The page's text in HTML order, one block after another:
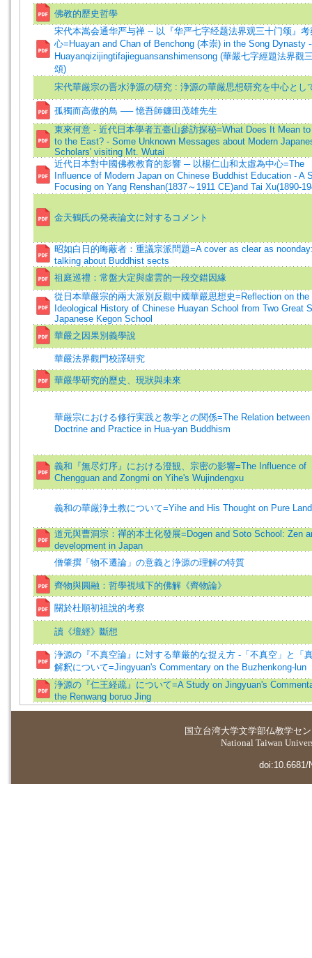
佛教的歷史哲學
宋代本嵩会通华严与禅 -- 以『华严七字经题法界观三十门颂』考
心=Huayan and Chan of Benchong (本崇) in the Song Dynasty
Huayanqizijingtifajieguansanshimensong (華嚴七字經題法界觀
頌)
宋代華厳宗の晋水浄源の研究 : 浄源の華厳思想研究を中心とし
孤獨而高傲的鳥 ── 憶吾師鐮田茂雄先生
東來何意 - 近代日本學者五臺山參訪探秘=What Does It Mean
to the East? - Some Unknown Messages about Modern
Scholars' visiting Mt. Wutai
近代日本對中國佛教教育的影響 ─ 以楊仁山和太虛為中心=The
Influence of Modern Japan on Chinese Buddhist Education - A
Focusing on Yang Renshan(1837～1911 CE)and Tai Xu(1890-
金天鶴氏の発表論文に対するコメント
昭如白日的晦蔽者：重議宗派問題=A cover as clear as
talking about Buddhist sects
祖庭巡禮：常盤大定與虛雲的一段交錯因緣
從日本華嚴宗的兩大派別反觀中國華嚴思想史=Reflection on the
Ideological History of Chinese Huayan School from Two Great
Japanese Kegon School
華嚴之因果別義學說
華嚴法界觀門校譯研究
華嚴學研究的歷史、現狀與未來
華厳宗における修行実践と教学との関係=The Relation between
Doctrine and Practice in Hua-yan Buddhism
義和『無尽灯序』における澄観、宗密の影響=The Influence of
Chengguan and Zongmi on Yihe's Wujindengxu
義和の華厳浄土教について=Yihe and His Thought on Pure Land
道元與曹洞宗：禪的本土化發展=Dogen and Soto School: Zen
development in Japan
僧肇撰「物不遷論」の意義と浄源の理解の特質
齊物與圓融：哲學視域下的佛解《齊物論》
關於杜順初祖說的考察
讀《壇經》斷想
浄源の『不真空論』に対する華厳的な捉え方 -「不真空」と「
解釈について=Jingyuan's Commentary on the Buzhenkong-lun
浄源の『仁王経疏』について=A Study on Jingyuan's
the Renwang boruo Jing
国立台湾大学文学部仏教学セ
National Taiwan
doi:10.6681/